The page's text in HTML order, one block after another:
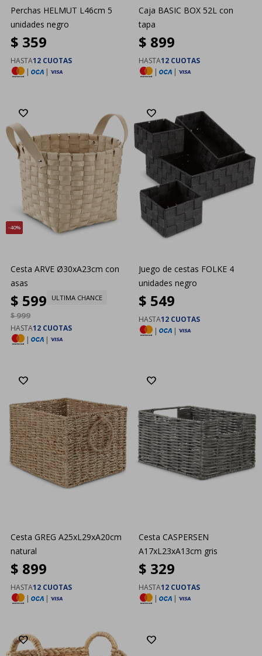
Perchas HELMUT L46cm 5
unidades negro
$ 359
HASTA12 CUOTAS
|
|
Caja BASIC BOX 52L con
tapa
$ 899
HASTA12 CUOTAS
|
|
40
Cesta ARVE Ø30xA23cm con
asas
$ 599
$999
ULTIMA CHANCE
HASTA12 CUOTAS
|
|
Juego de cestas FOLKE 4
unidades negro
$ 549
HASTA12 CUOTAS
|
|
Cesta GREG A25xL29xA20cm
natural
$ 899
HASTA12 CUOTAS
|
|
Cesta CASPERSEN
A17xL23xA13cm gris
$ 329
HASTA12 CUOTAS
|
|